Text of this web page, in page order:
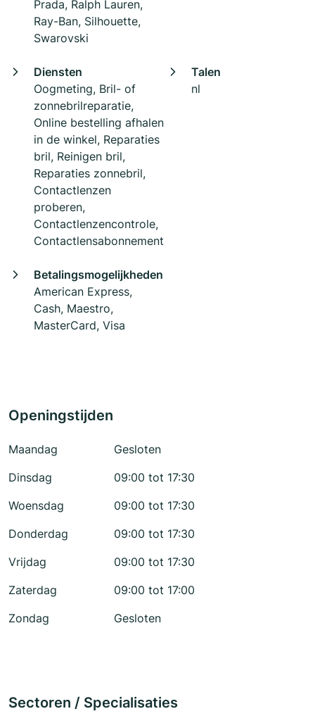
Prada, Ralph Lauren,
Ray-Ban, Silhouette,
Swarovski
Diensten
Oogmeting, Bril- of
zonnebrilreparatie,
Online bestelling afhalen
in de winkel, Reparaties
bril, Reinigen bril,
Reparaties zonnebril,
Contactlenzen
proberen,
Contactlenzencontrole,
Contactlensabonnement
Talen
nl
Betalingsmogelijkheden
American Express,
Cash, Maestro,
MasterCard, Visa
Openingstijden
Maandag
Gesloten
Dinsdag
09:00 tot 17:30
Woensdag
09:00 tot 17:30
Donderdag
09:00 tot 17:30
Vrijdag
09:00 tot 17:30
Zaterdag
09:00 tot 17:00
Zondag
Gesloten
Sectoren / Specialisaties